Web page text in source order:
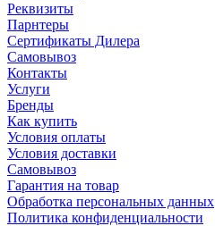
Реквизиты
Парнтеры
Сертификаты Дилера
Самовывоз
Контакты
Услуги
Бренды
Как купить
Условия оплаты
Условия доставки
Самовывоз
Гарантия на товар
Обработка персональных данных
Политика конфиденциальности